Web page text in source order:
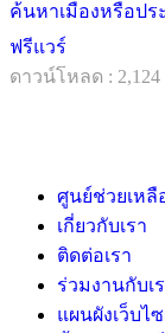
ค้นหาเมืองหรือปร
ฟรีแวร์
ดาวน์โหลด : 2,124
ศูนย์ช่วยเหลื
เกี่ยวกับเรา
ติดต่อเรา
ร่วมงานกับเ
แผนผังเว็บไ